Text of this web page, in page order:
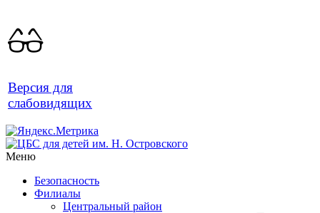
Версия для
слабовидящих
Меню
Безопасность
Филиалы
Центральный район